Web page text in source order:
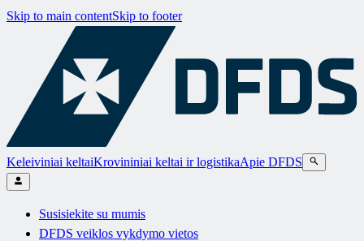
Skip to main contentSkip to footer
Keleiviniai keltaiKrovininiai keltai ir logistikaApie DFDS
Susisiekite su mumis
DFDS veiklos vykdymo vietos